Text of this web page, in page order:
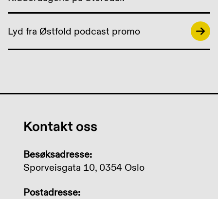
Lyd fra Østfold podcast promo
Kontakt oss
Besøksadresse:
Sporveisgata 10, 0354 Oslo
Postadresse: